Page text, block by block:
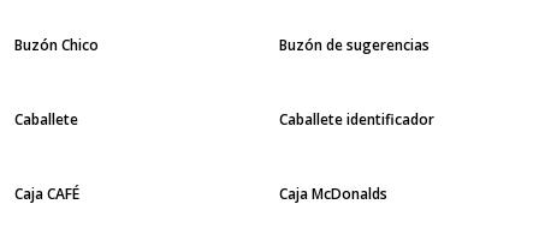
Buzón Chico Buzón de sugerencias
Caballete Caballete identificador
Caja CAFÉ Caja McDonalds